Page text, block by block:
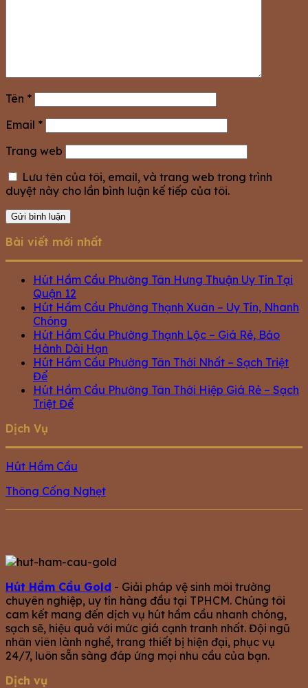
Tên *
Email *
Trang web
Lưu tên của tôi, email, và trang web trong trình
duyệt này cho lần bình luận kế tiếp của tôi.
Bài viết mới nhất
Hút Hầm Cầu Phường Tân Hưng Thuận Uy Tín Tại
Quận 12
Hút Hầm Cầu Phường Thạnh Xuân – Uy Tín, Nhanh
Chóng
Hút Hầm Cầu Phường Thạnh Lộc – Giá Rẻ, Bảo
Hành Dài Hạn
Hút Hầm Cầu Phường Tân Thới Nhất – Sạch Triệt
Để
Hút Hầm Cầu Phường Tân Thới Hiệp Giá Rẻ – Sạch
Triệt Để
Dịch Vụ
Hút Hầm Cầu
Thông Cống Nghẹt
Hút Hầm Cầu Gold - Giải pháp vệ sinh môi trường
chuyên nghiệp, uy tín hàng đầu tại TPHCM. Chúng tôi
cam kết mang đến dịch vụ hút hầm cầu nhanh chóng,
sạch sẽ, hiệu quả với mức giá cạnh tranh nhất. Đội ngũ
nhân viên lành nghề, trang thiết bị hiện đại, phục vụ
24/7, luôn sẵn sàng đáp ứng mọi nhu cầu của bạn.
Dịch vụ